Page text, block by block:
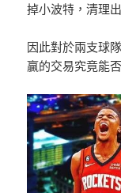
掉小波特，清理
因此對於兩支球
贏的交易究竟能